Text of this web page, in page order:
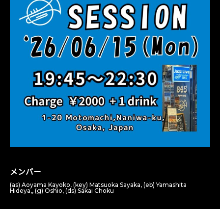
メンバー
(as) Aoyama Kayoko, (key) Matsuoka Sayaka, (eb) Yamashita
Hideya,, (g) Oshio, (ds) Sakai Choku